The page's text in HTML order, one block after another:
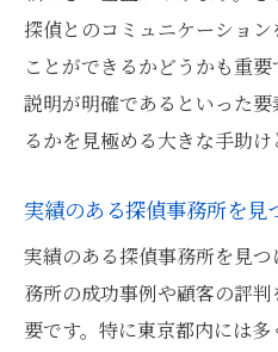
探偵とのコミュニケーショ
ことができるかどうかも重要
説明が明確であるといった
るかを見極める大きな手助け
実績のある探偵事務所を見
実績のある探偵事務所を見
務所の成功事例や顧客の評
要です。特に東京都内には